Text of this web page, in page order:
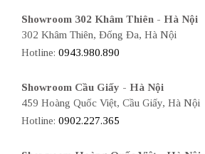
Showroom 302 Khâm Thiên - Hà Nội
302 Khâm Thiên, Đống Đa, Hà Nội
Hotline: 0943.980.890
Showroom Cầu Giấy - Hà Nội
459 Hoàng Quốc Việt, Cầu Giấy, Hà Nội
Hotline: 0902.227.365